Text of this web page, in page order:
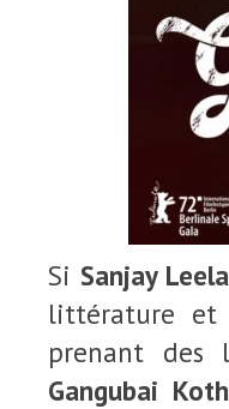
Si Sanjay
littérature et
prenant des
Gangubai